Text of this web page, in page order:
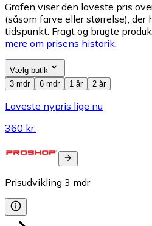
Grafen viser den laveste pris
(såsom farve eller størrelse),
tidspunkt. Fragt og brugte
mere om prisens historik.
Vælg butik
3 mdr
6 mdr 1 år 2 år
Laveste nypris lige nu
360 kr.
Prisudvikling 3 mdr